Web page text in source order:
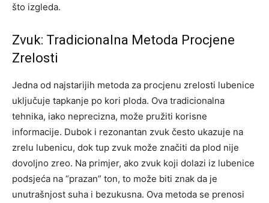
što izgleda.
Zvuk: Tradicionalna Metoda Procjene
Zrelosti
Jedna od najstarijih metoda za procjenu zrelosti lubenice
uključuje tapkanje po kori ploda. Ova tradicionalna
tehnika, iako neprecizna, može pružiti korisne
informacije. Dubok i rezonantan zvuk često ukazuje na
zrelu lubenicu, dok tup zvuk može značiti da plod nije
dovoljno zreo. Na primjer, ako zvuk koji dolazi iz lubenice
podsjeća na “prazan” ton, to može biti znak da je
unutrašnjost suha i bezukusna. Ova metoda se prenosi